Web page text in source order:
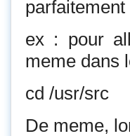
ex : pour
meme dans
cd /usr/src
De meme,